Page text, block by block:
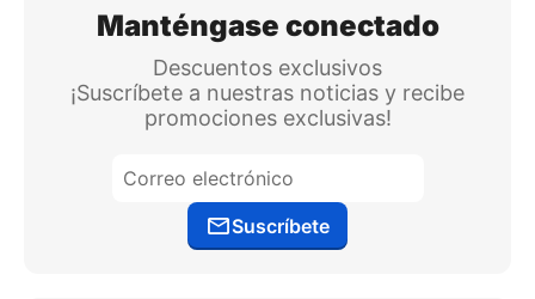
Manténgase conectado
Descuentos exclusivos
¡Suscríbete a nuestras noticias y recibe
promociones exclusivas!
Suscríbete